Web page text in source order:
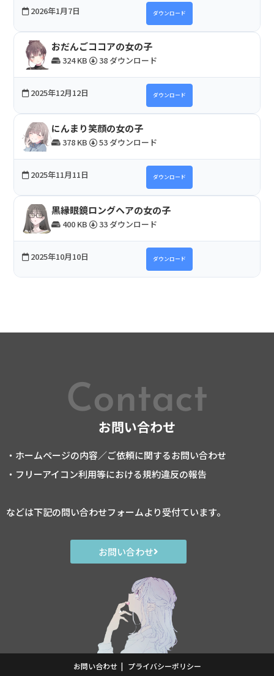
2026年1月7日 ダウンロード
おだんごココアの女の子
324 KB 38 ダウンロード
2025年12月12日 ダウンロード
にんまり笑顔の女の子
378 KB 53 ダウンロード
2025年11月11日 ダウンロード
黒縁眼鏡ロングヘアの女の子
400 KB 33 ダウンロード
2025年10月10日 ダウンロード
Contact
お問い合わせ
・ホームページの内容／ご依頼に関するお問い合わせ
・フリーアイコン利用等における規約違反の報告
などは下記の問い合わせフォームより受付ています。
お問い合わせ
お問い合わせ プライバシーポリシー